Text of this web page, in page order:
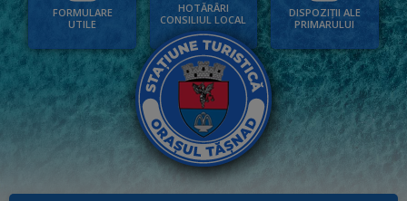
FORMULARE
UTILE
HOTĂRÂRI
CONSILIUL LOCAL
DISPOZIȚII ALE
PRIMARULUI